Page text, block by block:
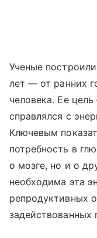
Ученые
лет — от ранних
человека. Ее
справлялся с
Ключевым
потребность в
о мозге, но и о
необходима эта
репродуктивных
задействованных